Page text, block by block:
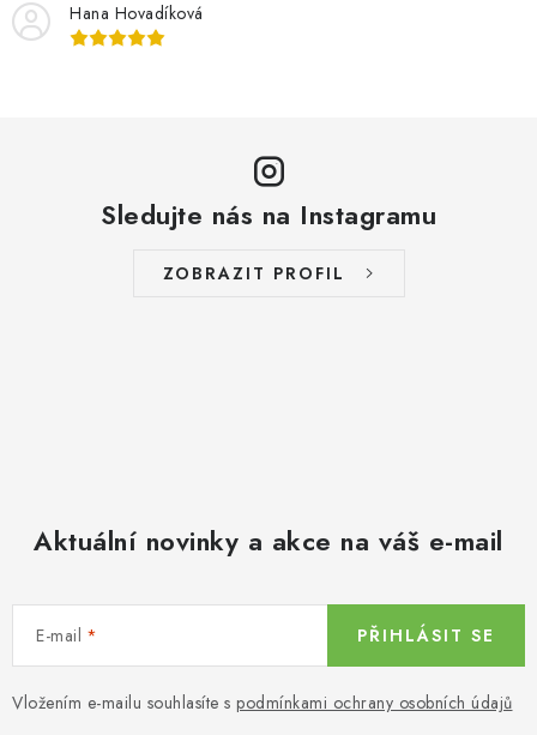
Hana Hovadíková
Sledujte nás na Instagramu
ZOBRAZIT PROFIL
Aktuální novinky a akce na váš e-mail
E-mail
Vložením e-mailu souhlasíte s podmínkami ochrany osobních údajů
PŘIHLÁSIT SE